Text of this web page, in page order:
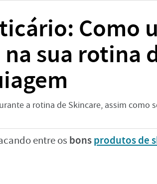
Como
sua rotina
a rotina de Skincare, assim como
entre os bonsprodutos de